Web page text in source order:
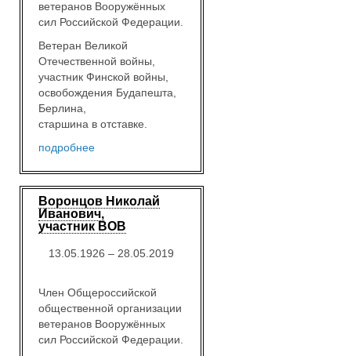
ветеранов Вооружённых
сил Российской Федерации.
Ветеран Великой
Отечественной войны,
участник Финской войны,
освобождения Будапешта,
Берлина,
старшина в отставке.
подробнее
Воронцов Николай
Иванович,
участник ВОВ
13.05.1926 – 28.05.2019
Член Общероссийской
общественной организации
ветеранов Вооружённых
сил Российской Федерации.